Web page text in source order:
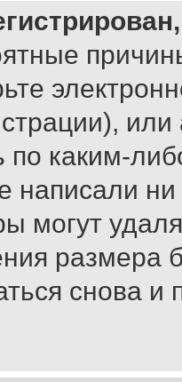
по каким-
написали
могут
размера
снова и